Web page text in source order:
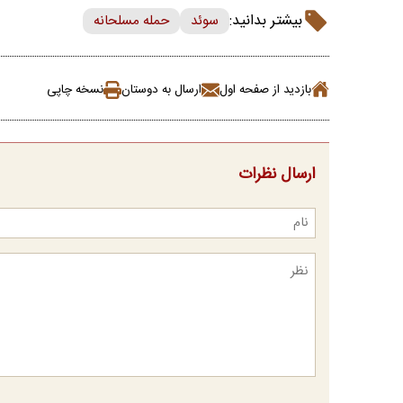
بیشتر بدانید: سوئد حمله مسلحانه
بازدید از صفحه اول ارسال به دوستان نسخه چاپی
ارسال نظرات